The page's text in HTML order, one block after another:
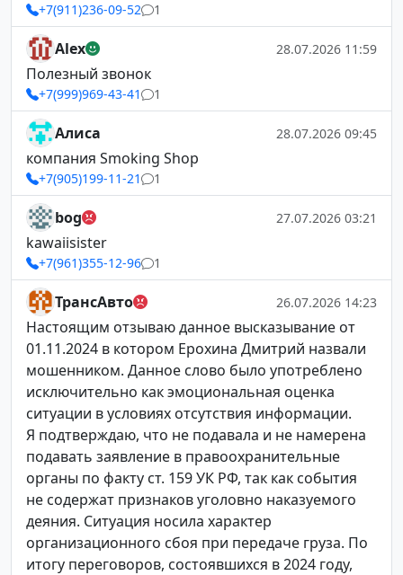
+7(911)236-09-52 1
Alex 28.07.2026 11:59
Полезный звонок
+7(999)969-43-41 1
Алиса 28.07.2026 09:45
компания Smoking Shop
+7(905)199-11-21 1
bog 27.07.2026 03:21
kawaiisister
+7(961)355-12-96 1
ТрансАвто 26.07.2026 14:23
Настоящим отзываю данное высказывание от
01.11.2024 в котором Ерохина Дмитрий назвали
мошенником. Данное слово было употреблено
исключительно как эмоциональная оценка
ситуации в условиях отсутствия информации.
Я подтверждаю, что не подавала и не намерена
подавать заявление в правоохранительные
органы по факту ст. 159 УК РФ, так как события
не содержат признаков уголовно наказуемого
деяния. Ситуация носила характер
организационного сбоя при передаче груза. По
итогу переговоров, состоявшихся в 2024 году,